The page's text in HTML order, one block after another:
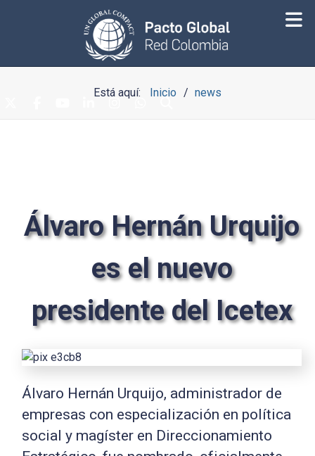
Está aquí: Inicio news
Álvaro Hernán Urquijo
es el nuevo
presidente del Icetex
Álvaro Hernán Urquijo, administrador de
empresas con especialización en política
social y magíster en Direccionamiento